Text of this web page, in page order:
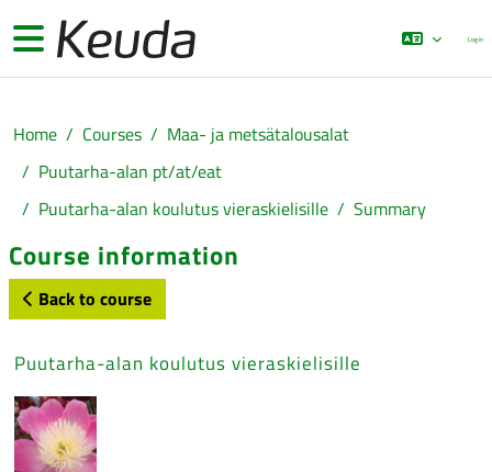
Side panel Log in
Home Courses
Maa- ja metsätalousalat
Puutarha-alan pt/at/eat
Puutarha-alan koulutus vieraskielisille
Summary
Course information
Back to course
Puutarha-alan koulutus vieraskielisille